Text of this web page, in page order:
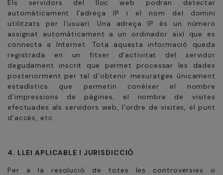
Els servidors del lloc web podran detectar
automàticament l’adreça IP i el nom del domini
utilitzats per l’usuari. Una adreça IP és un número
assignat automàticament a un ordinador així que es
connecta a Internet. Tota aquesta informació queda
registrada en un fitxer d’activitat del servidor
degudament inscrit que permet processar les dades
posteriorment per tal d’obtenir mesuratges únicament
estadístics que permetin conèixer el nombre
d’impressions de pàgines, el nombre de visites
efectuades als servidors web, l’ordre de visites, el punt
d’accés, etc.
4. LLEI APLICABLE I JURISDICCIÓ
Per a la resolució de totes les controvèrsies o